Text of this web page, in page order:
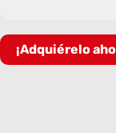
¡Adquiérelo